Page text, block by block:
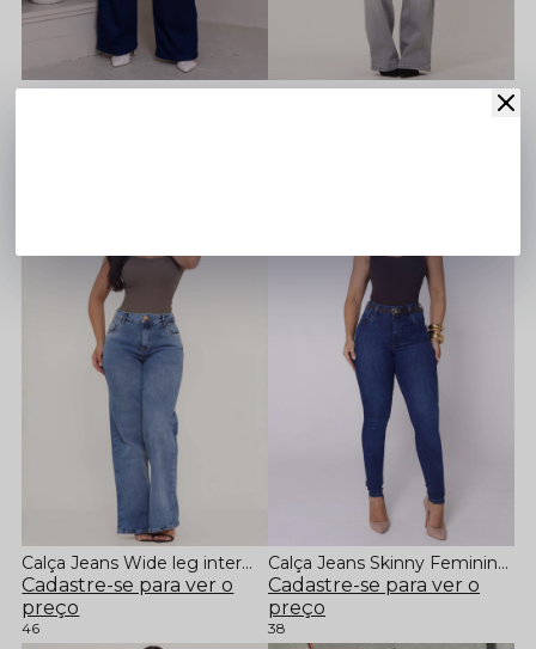
Calça Jeans Wide Leg Hot Pants Cinza
Calça Jeans Wide leg intermediária
Cadastre-se para ver o
preço
46
Calça Jeans Skinny Feminina com Elastano Boomerang
Cadastre-se para ver o
preço
38